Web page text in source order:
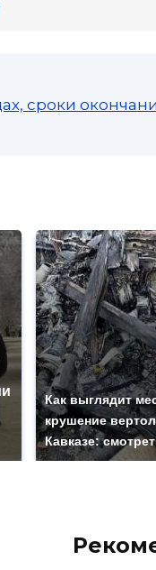
сроки
Как выглядит
крушение
Кавказе: